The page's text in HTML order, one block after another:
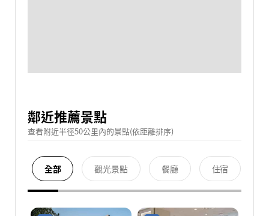
鄰近推薦景點
查看附近半徑50公里內的景點(依距離排序)
全部 觀光景點 餐廳 住宿